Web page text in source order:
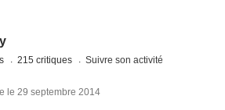
215 critiques Suivre son activité
le 29 septembre 2014